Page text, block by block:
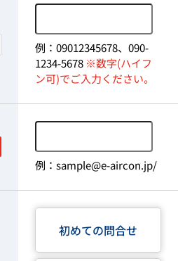
例：09012345678、090-
1234-5678 ※数字(ハイフ
ン可)でご入力ください。
例：sample@e-aircon.jp/
初めての問合せ